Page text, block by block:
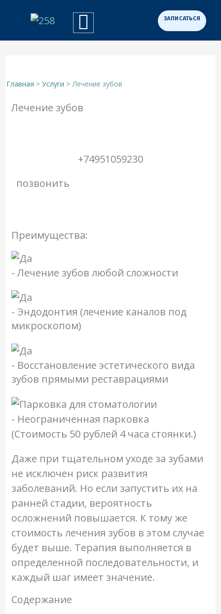
Главная Услуги Лечение зубов
Лечение зубов
+74951059230
позвонить
Преимущества:
- Лечение зубов любой сложности
- Эндодонтия (лечение каналов под
микроскопом)
- Восстановление эстетического вида
зубов прямыми реставрациями
- Неограниченная парковка
(Стоимость 50 рублей 4 часа стоянки.)
Даже при тщательном уходе за зубами
не исключен риск развития
заболеваний. Но если запустить их на
ранней стадии, вероятность
осложнений повышается. К тому же
стоимость лечения зубов в этом случае
будет выше. Терапия выполняется в
определенной последовательности, и
каждый шаг имеет значение.
Содержание